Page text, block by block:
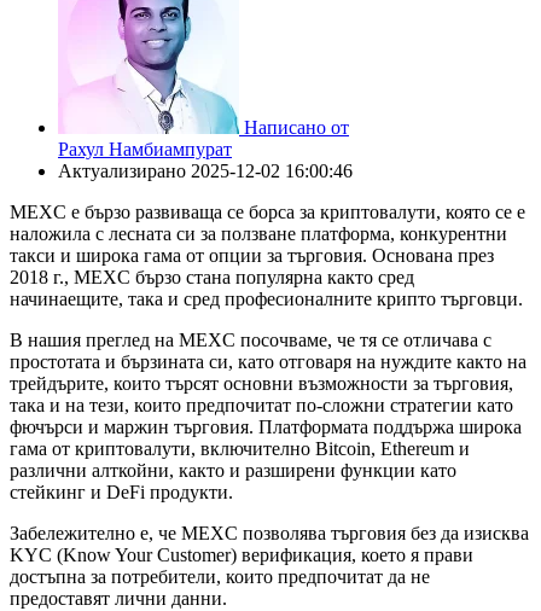
Написано от
Рахул Намбиампурат
Актуализирано 2025-12-02 16:00:46
MEXC е бързо развиваща се борса за криптовалути, която се е
наложила с лесната си за ползване платформа, конкурентни
такси и широка гама от опции за търговия. Основана през
2018 г., MEXC бързо стана популярна както сред
начинаещите, така и сред професионалните крипто търговци.
В нашия преглед на MEXC посочваме, че тя се отличава с
простотата и бързината си, като отговаря на нуждите както на
трейдърите, които търсят основни възможности за търговия,
така и на тези, които предпочитат по-сложни стратегии като
фючърси и маржин търговия. Платформата поддържа широка
гама от криптовалути, включително Bitcoin, Ethereum и
различни алткойни, както и разширени функции като
стейкинг и DeFi продукти.
Забележително е, че MEXC позволява търговия без да изисква
KYC (Know Your Customer) верификация, което я прави
достъпна за потребители, които предпочитат да не
предоставят лични данни.